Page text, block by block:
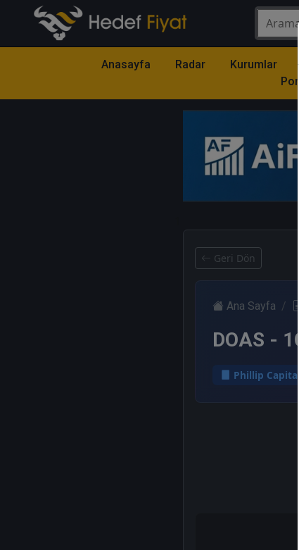
Anasayfa Radar Kurumlar
Geri Dön
Ana Sayfa
DOAS -
Phillip Capital